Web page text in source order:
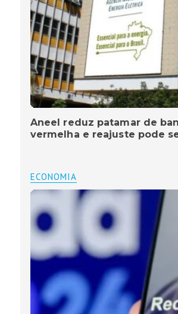
Aneel reduz patamar de
vermelha e reajuste pode
ECONOMIA